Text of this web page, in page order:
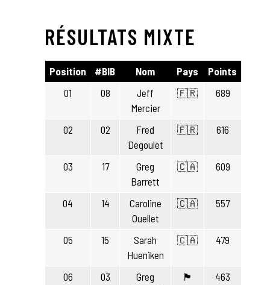
RÉSULTATS MIXTE
Position #BIB Nom Pays
Points
01
08
Jeff
Mercier
🇫🇷 689
02 02
Fred
Degoulet
🇫🇷 616
03 17
Greg
Barrett
🇨🇦 609
04 14
Caroline
Ouellet
🇨🇦 557
05 15
Sarah
Hueniken
🇨🇦 479
06 03
Greg
🏴󠁧󠁢󠁳󠁣󠁴󠁿 463